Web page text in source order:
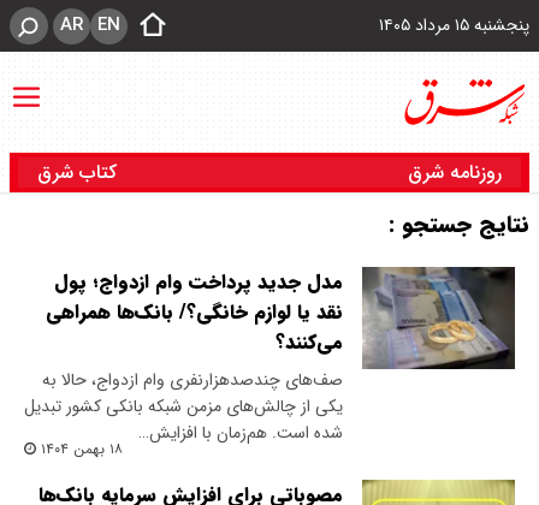
پنجشنبه ۱۵ مرداد ۱۴۰۵ EN
AR
روزنامه شرق کتاب شرق
نتایج جستجو :
مدل جدید پرداخت وام ازدواج؛ پول
نقد یا لوازم خانگی؟/ بانک‌ها همراهی
می‌کنند؟
صف‌های چندصدهزارنفری وام ازدواج، حالا به
یکی از چالش‌های مزمن شبکه بانکی کشور تبدیل
شده است. هم‌زمان با افزایش…
۱۸ بهمن ۱۴۰۴
مصوباتی برای افزایش سرمایه بانک‌ها